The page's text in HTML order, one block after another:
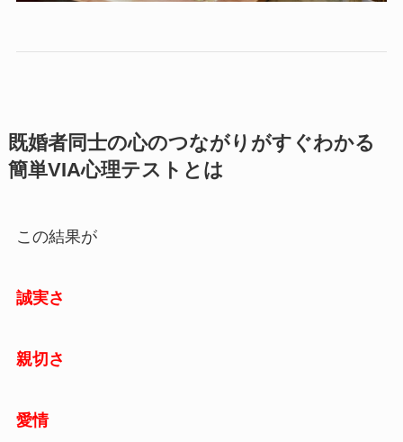
既婚者同士の心のつながりがすぐわかる
簡単VIA心理テストとは
この結果が
誠実さ
親切さ
愛情